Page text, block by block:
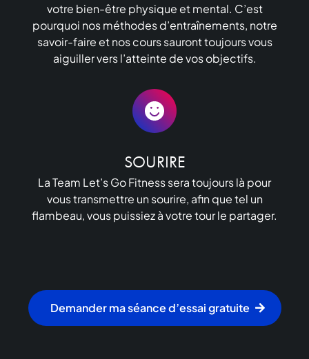
votre bien-être physique et mental. C’est
pourquoi nos méthodes d’entraînements, notre
savoir-faire et nos cours sauront toujours vous
aiguiller vers l’atteinte de vos objectifs.
SOURIRE
La Team Let’s Go Fitness sera toujours là pour
vous transmettre un sourire, afin que tel un
flambeau, vous puissiez à votre tour le partager.
Demander ma séance d’essai gratuite